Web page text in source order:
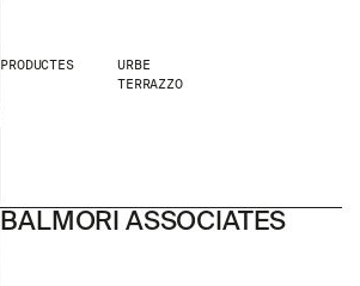
PRODUCTES
URBE
TERRAZZO
BALMORI ASSOCIATES